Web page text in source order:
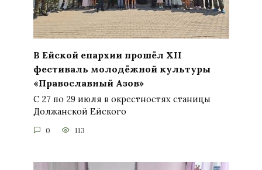
В Ейской епархии прошёл XII
фестиваль молодёжной культуры
«Православный Азов»
С 27 по 29 июля в окрестностях станицы
Должанской Ейского
0 113